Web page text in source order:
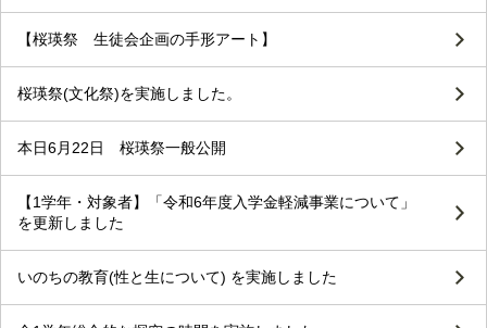
【桜瑛祭 生徒会企画の手形アート】
桜瑛祭(文化祭)を実施しました。
本日6月22日 桜瑛祭一般公開
【1学年・対象者】「令和6年度入学金軽減事業について」
を更新しました
いのちの教育(性と生について) を実施しました